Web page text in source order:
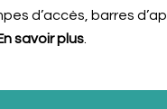
d’accès, barres
savoir plus